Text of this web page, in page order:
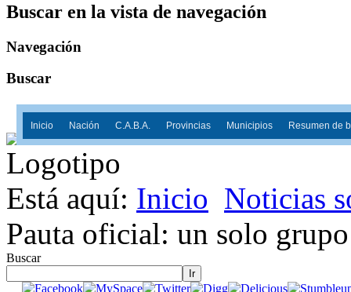
Buscar en la vista de navegación
Navegación
Buscar
Inicio Nación C.A.B.A. Provincias Municipios Resumen de
Está aquí: Inicio Noticias
Pauta oficial: un solo
Buscar
Ir